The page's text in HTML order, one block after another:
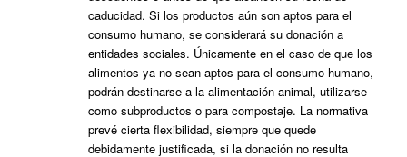
caducidad. Si los productos aún son aptos para el
consumo humano, se considerará su donación a
entidades sociales. Únicamente en el caso de que los
alimentos ya no sean aptos para el consumo humano,
podrán destinarse a la alimentación animal, utilizarse
como subproductos o para compostaje. La normativa
prevé cierta flexibilidad, siempre que quede
debidamente justificada, si la donación no resulta